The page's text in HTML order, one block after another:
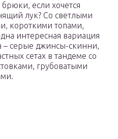
если хочется
лук? Со светлыми
короткими топами,
интересная вариация
– серые джинсы-скинни,
сетах в тандеме со
грубоватыми